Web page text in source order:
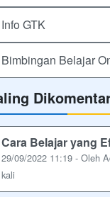
Info GTK
Bimbingan Belajar
Cara Belajar yang
29/09/2022 11:19 - Oleh
kali